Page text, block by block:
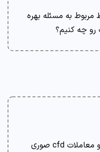
مربوط به مسئله بهره
چه کنیم؟
سلام متاسفانه cfd راه حلی نداره و معاملات cfd صوری